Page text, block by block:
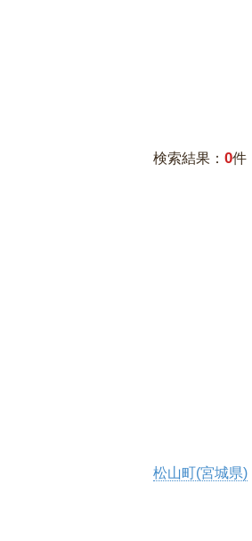
検索結果： 0件
松山町(宮城県)